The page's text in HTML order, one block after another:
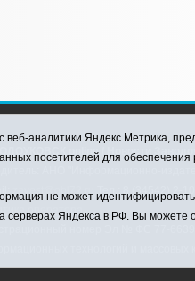
online / Новости
Тел.: 8 (34542) 2-
оператора
веб-аналитики Яндекс.Метрика,
посетителей для
не может
серверах Яндекса в РФ. Вы